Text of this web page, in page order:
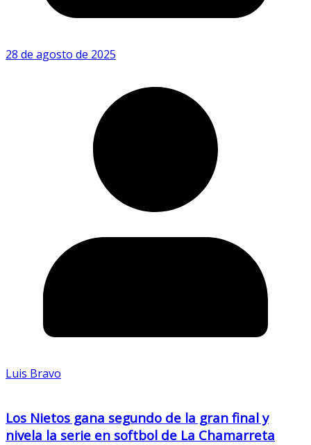
28 de agosto de 2025
Luis Bravo
Los Nietos gana segundo de la gran final y
nivela la serie en softbol de La Chamarreta